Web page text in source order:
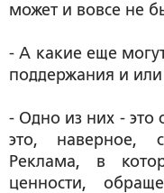
может и вовсе не
- А какие еще
поддержания и
- Одно из них - это
это, наверное,
Реклама, в
ценности,